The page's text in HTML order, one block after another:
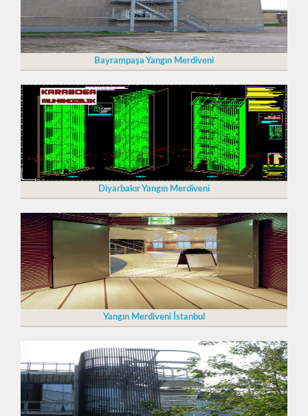
Bayrampaşa Yangın Merdiveni
Diyarbakır Yangın Merdiveni
Yangın Merdiveni İstanbul